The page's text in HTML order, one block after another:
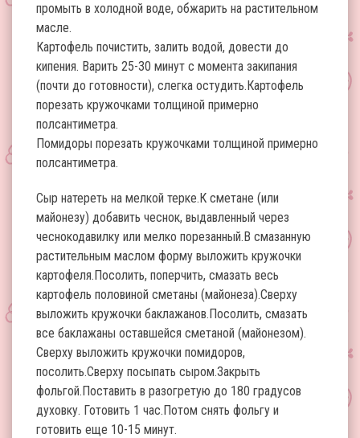
промыть в холодной воде, обжарить на растительном
масле.
Картофель почистить, залить водой, довести до
кипения. Варить 25-30 минут с момента закипания
(почти до готовности), слегка остудить.Картофель
порезать кружочками толщиной примерно
полсантиметра.
Помидоры порезать кружочками толщиной примерно
полсантиметра.
Сыр натереть на мелкой терке.К сметане (или
майонезу) добавить чеснок, выдавленный через
чеснокодавилку или мелко порезанный.В смазанную
растительным маслом форму выложить кружочки
картофеля.Посолить, поперчить, смазать весь
картофель половиной сметаны (майонеза).Сверху
выложить кружочки баклажанов.Посолить, смазать
все баклажаны оставшейся сметаной (майонезом).
Сверху выложить кружочки помидоров,
посолить.Сверху посыпать сыром.Закрыть
фольгой.Поставить в разогретую до 180 градусов
духовку. Готовить 1 час.Потом снять фольгу и
готовить еще 10-15 минут.